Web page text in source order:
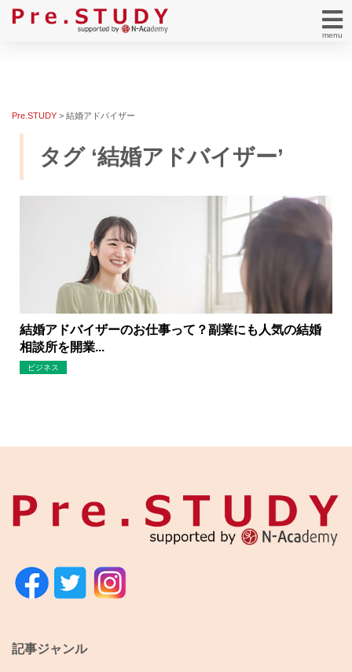
menu
Pre.STUDY > 結婚アドバイザー
タグ ‘結婚アドバイザー’
結婚アドバイザーのお仕事って？副業にも人気の結婚
相談所を開業...
ビジネス
記事ジャンル